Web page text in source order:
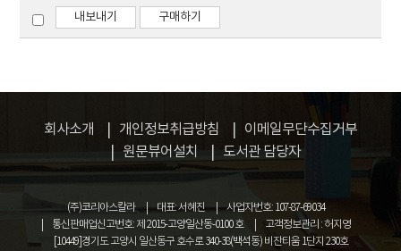
판단하기 위하여 에너지밀도함수를 제안하였다. 강절
점을 갖는 구조물의 거동 특성을 규명하기 위하여 3
하여 스프링모델을 제안하고， 부재의 세장비， 반
개각(半開角)， 경계조건 및 다양한 하중조건을 파
라메터로 하여 좌굴특성올 규명하였다.
내보내기 구매하기
회사소개 개인정보취급방침
이메일무단수집거부
원문뷰어설치
도서관 담당자
(주)코리아스칼라 대표: 서혜진
사업자번호: 107-87-69034
통신판매업신고번호: 제 2015-고양일산동-0100 호
고객정보관리 : 허지영
[10449]경기도 고양시 일산동구 호수로 340-38(백석동) 비잔티움 1단지 230호